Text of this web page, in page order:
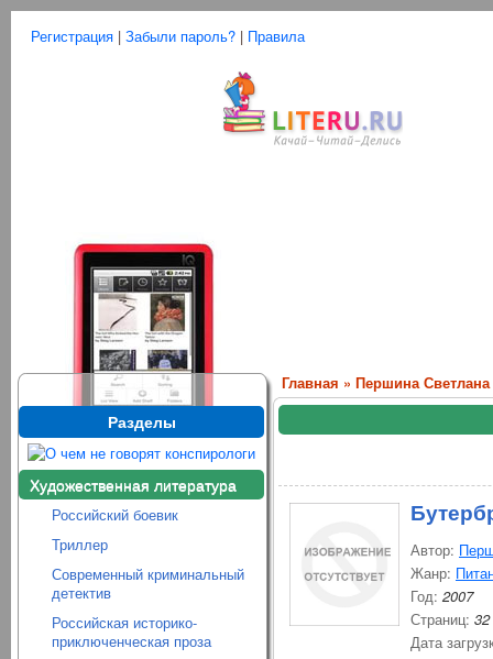
Регистрация | Забыли пароль? | Правила
Разделы
Художественная литература
Российский боевик
Триллер
Современный криминальный
детектив
Российская историко-
приключенческая проза
Главная » Першина Светлана
Автор:
Жанр:
Год: 2007
Страниц: 32
Дата